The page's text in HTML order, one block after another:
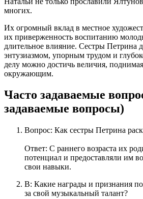
многих.
Их огромный вклад в местное
их приверженность воспитанию
длительное влияние. Сестры Петрина
энтузиазмом, упорным трудом и
делу можно достичь величия,
окружающим.
Часто задаваемые
задаваемые вопросы)
Вопрос: Как сестры Петрина
Ответ: С раннего возраста их
потенциал и предоставляли им
свои навыки.
В: Какие награды и признания
за свой музыкальный талант?